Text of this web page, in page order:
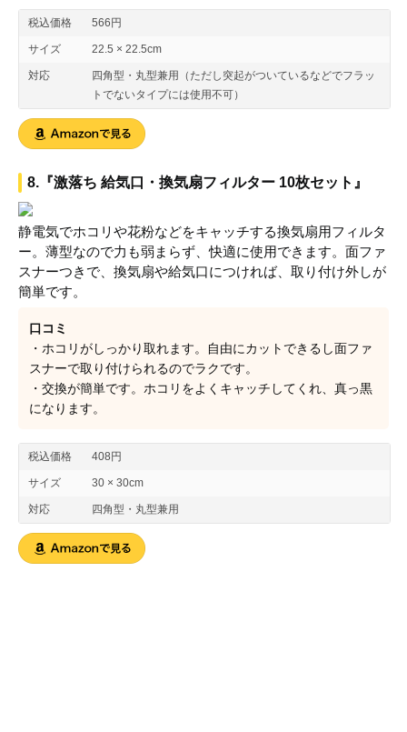
税込価格 566円
サイズ 22.5 × 22.5cm
対応
四角型・丸型兼用（ただし突起がついているなどでフラッ
トでないタイプには使用不可）
8.『激落ち 給気口・換気扇フィルター 10枚セット』
静電気でホコリや花粉などをキャッチする換気扇用フィルタ
ー。薄型なので力も弱まらず、快適に使用できます。面ファ
スナーつきで、換気扇や給気口につければ、取り付け外しが
簡単です。
口コミ
・ホコリがしっかり取れます。自由にカットできるし面ファ
スナーで取り付けられるのでラクです。
・交換が簡単です。ホコリをよくキャッチしてくれ、真っ黒
になります。
税込価格 408円
サイズ 30 × 30cm
対応 四角型・丸型兼用